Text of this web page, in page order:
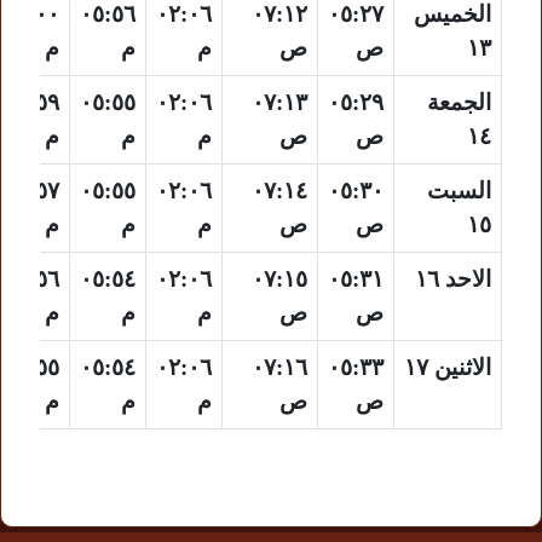
الخميس
١٣
٠٥:٢٧
ص
٠٧:١٢
ص
٠٢:٠٦
م
٠٥:٥٦
م
٠٩:٠٠
م
الجمعة
١٤
٠٥:٢٩
ص
٠٧:١٣
ص
٠٢:٠٦
م
٠٥:٥٥
م
٠٨:٥٩
م
السبت
١٥
٠٥:٣٠
ص
٠٧:١٤
ص
٠٢:٠٦
م
٠٥:٥٥
م
٠٨:٥٧
م
الاحد ١٦
٠٥:٣١
ص
٠٧:١٥
ص
٠٢:٠٦
م
٠٥:٥٤
م
٠٨:٥٦
م
الاثنين ١٧
٠٥:٣٣
ص
٠٧:١٦
ص
٠٢:٠٦
م
٠٥:٥٤
م
٠٨:٥٥
م